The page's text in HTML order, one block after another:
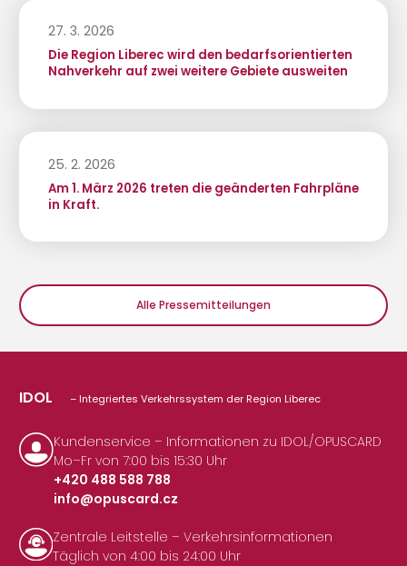
27. 3. 2026
Die Region Liberec wird den bedarfsorientierten
Nahverkehr auf zwei weitere Gebiete ausweiten
25. 2. 2026
Am 1. März 2026 treten die geänderten Fahrpläne
in Kraft.
Alle Pressemitteilungen
IDOL – Integriertes Verkehrssystem der Region Liberec
Kundenservice – Informationen zu IDOL/OPUSCARD
Mo–Fr von 7:00 bis 15:30 Uhr
+420 488 588 788
|
info@opuscard.cz
Zentrale Leitstelle – Verkehrsinformationen
Täglich von 4:00 bis 24:00 Uhr